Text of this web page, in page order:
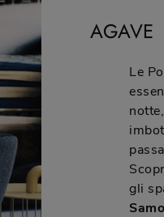
AGAVE
Le
gli